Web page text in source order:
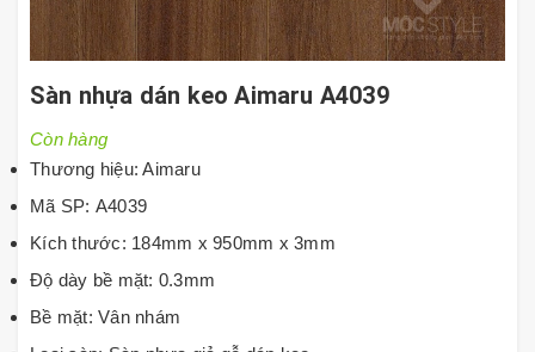
Sàn nhựa dán keo Aimaru A4039
Còn hàng
Thương hiệu: Aimaru
Mã SP: A4039
Kích thước: 184mm x 950mm x 3mm
Độ dày bề mặt: 0.3mm
Bề mặt: Vân nhám